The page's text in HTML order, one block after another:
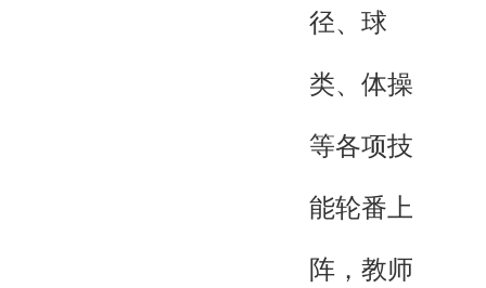
径、球
类、体操
等各项技
能轮番上
阵，教师